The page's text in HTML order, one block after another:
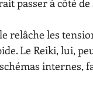
passer à côté
relâche les
Le Reiki, lui,
internes,